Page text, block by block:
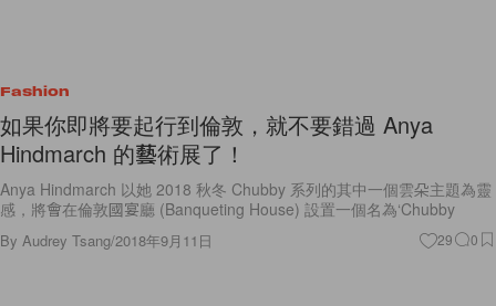
Fashion
如果你即將要起行到倫敦，就不要錯過 Anya
Hindmarch 的藝術展了！
Anya Hindmarch 以她 2018 秋冬 Chubby 系列的其中一個雲朵主題為靈
感，將會在倫敦國宴廳 (Banqueting House) 設置一個名為‘Chubby
By Audrey Tsang/2018年9月11日 29 0